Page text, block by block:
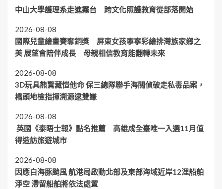
中山大學護理系走進霧台 跨文化照護教育從部落開始
2026-08-08
國際兒童繪畫賽奪銅獎 屏東女孩寧寧彩繪排灣族家鄉之
美 展望會陪伴成長 母親相信教育能翻轉未來
2026-08-08
3D玩具熊驚藏愷他命 保三總隊聯手海關偵破走私毒品案，
橋頭地檢指揮溯源逮雙嫌
2026-08-08
英國《泰晤士報》點名推薦 高雄成全臺唯一入選11月值
得造訪旅遊城市
2026-08-08
因應白海豚颱風 航港局啟動北部及東部海域近岸12浬船舶
淨空 滯留船舶將依法處置